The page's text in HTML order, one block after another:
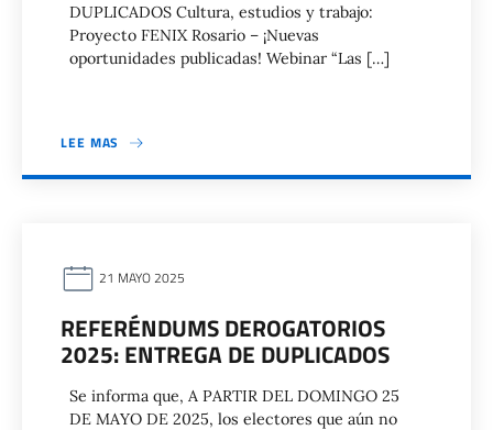
DUPLICADOS Cultura, estudios y trabajo:
Proyecto FENIX Rosario – ¡Nuevas
oportunidades publicadas! Webinar “Las […]
LEE MAS
21 MAYO 2025
REFERÉNDUMS DEROGATORIOS
2025: ENTREGA DE DUPLICADOS
Se informa que, A PARTIR DEL DOMINGO 25
DE MAYO DE 2025, los electores que aún no